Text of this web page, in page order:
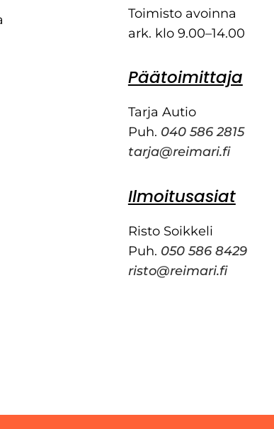
Toimisto avoinna
ark. klo 9.00–14.00
Päätoimittaja
Tarja Autio
Puh. 040 586 2815
tarja@reimari.fi
Ilmoitusasiat
Risto Soikkeli
Puh. 050 586 8429
risto@reimari.fi